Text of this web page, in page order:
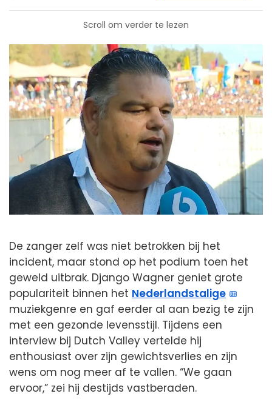
Scroll om verder te lezen
De zanger zelf was niet betrokken bij het
incident, maar stond op het podium toen het
geweld uitbrak. Django Wagner geniet grote
populariteit binnen het Nederlandstalige
muziekgenre en gaf eerder al aan bezig te zijn
met een gezonde levensstijl. Tijdens een
interview bij Dutch Valley vertelde hij
enthousiast over zijn gewichtsverlies en zijn
wens om nog meer af te vallen. “We gaan
ervoor,” zei hij destijds vastberaden.